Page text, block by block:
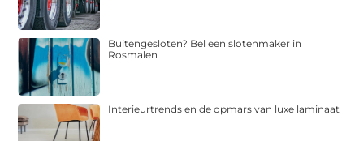
Buitengesloten? Bel een slotenmaker in
Rosmalen
Interieurtrends en de opmars van luxe laminaat